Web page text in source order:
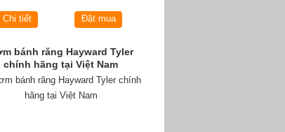
Chi tiết Đặt mua
bánh răng Hayward Tyler
chính hãng tại Việt Nam